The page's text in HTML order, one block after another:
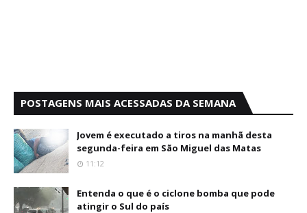
POSTAGENS MAIS ACESSADAS DA SEMANA
Jovem é executado a tiros na manhã desta
segunda-feira em São Miguel das Matas
11:12
Entenda o que é o ciclone bomba que pode
atingir o Sul do país